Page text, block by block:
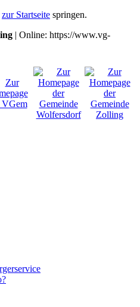
zur Startseite springen.
| Online: https://www.vg-